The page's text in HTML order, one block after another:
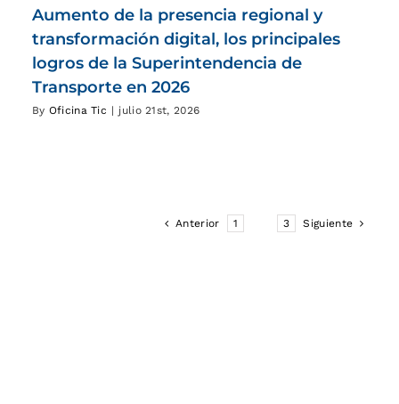
Aumento de la presencia regional y
transformación digital, los principales
logros de la Superintendencia de
Transporte en 2026
By Oficina Tic | julio 21st, 2026
Anterior 1 3 Siguiente